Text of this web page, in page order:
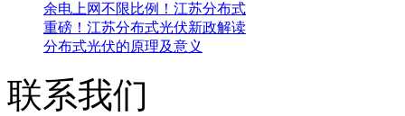
余电上网不限比例！江苏分布式
重磅！江苏分布式光伏新政解读
分布式光伏的原理及意义
联系我们